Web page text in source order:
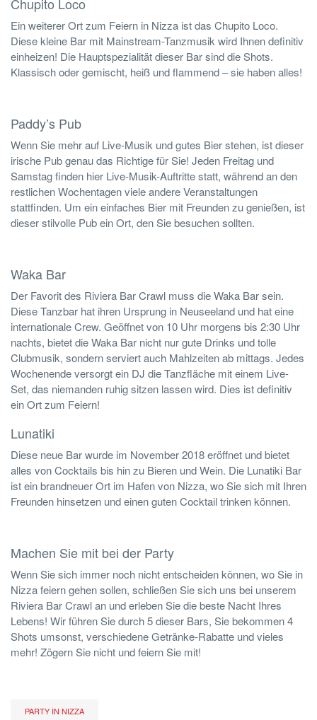
Ein weiterer Ort zum Feiern in Nizza ist das Chupito Loco.
Diese kleine Bar mit Mainstream-Tanzmusik wird Ihnen definitiv
einheizen! Die Hauptspezialität dieser Bar sind die Shots.
Klassisch oder gemischt, heiß und flammend – sie haben alles!
Paddy’s Pub
Wenn Sie mehr auf Live-Musik und gutes Bier stehen, ist dieser
irische Pub genau das Richtige für Sie! Jeden Freitag und
Samstag finden hier Live-Musik-Auftritte statt, während an den
restlichen Wochentagen viele andere Veranstaltungen
stattfinden. Um ein einfaches Bier mit Freunden zu genießen, ist
dieser stilvolle Pub ein Ort, den Sie besuchen sollten.
Waka Bar
Der Favorit des Riviera Bar Crawl muss die Waka Bar sein.
Diese Tanzbar hat ihren Ursprung in Neuseeland und hat eine
internationale Crew. Geöffnet von 10 Uhr morgens bis 2:30 Uhr
nachts, bietet die Waka Bar nicht nur gute Drinks und tolle
Clubmusik, sondern serviert auch Mahlzeiten ab mittags. Jedes
Wochenende versorgt ein DJ die Tanzfläche mit einem Live-
Set, das niemanden ruhig sitzen lassen wird. Dies ist definitiv
ein Ort zum Feiern!
Lunatiki
Diese neue Bar wurde im November 2018 eröffnet und bietet
alles von Cocktails bis hin zu Bieren und Wein. Die Lunatiki Bar
ist ein brandneuer Ort im Hafen von Nizza, wo Sie sich mit Ihren
Freunden hinsetzen und einen guten Cocktail trinken können.
Machen Sie mit bei der Party
Wenn Sie sich immer noch nicht entscheiden können, wo Sie in
Nizza feiern gehen sollen, schließen Sie sich uns bei unserem
Riviera Bar Crawl an und erleben Sie die beste Nacht Ihres
Lebens! Wir führen Sie durch 5 dieser Bars, Sie bekommen 4
Shots umsonst, verschiedene Getränke-Rabatte und vieles
mehr! Zögern Sie nicht und feiern Sie mit!
PARTY IN NIZZA